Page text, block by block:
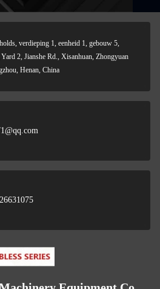
verdieping 1, eenheid 1, gebouw 5,
2, Jianshe Rd., Xisanhuan, Zhongyuan
Henan, China